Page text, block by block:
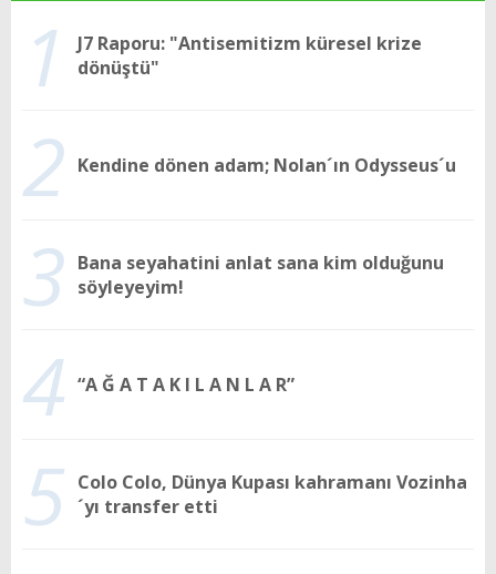
1
J7 Raporu: "Antisemitizm küresel krize
dönüştü"
2 Kendine dönen adam; Nolan´ın Odysseus´u
3 Bana seyahatini anlat sana kim olduğunu
söyleyeyim!
4 “A Ğ A T A K I L A N L A R”
5 Colo Colo, Dünya Kupası kahramanı Vozinha
´yı transfer etti